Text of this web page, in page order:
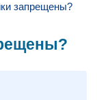
запрещены?